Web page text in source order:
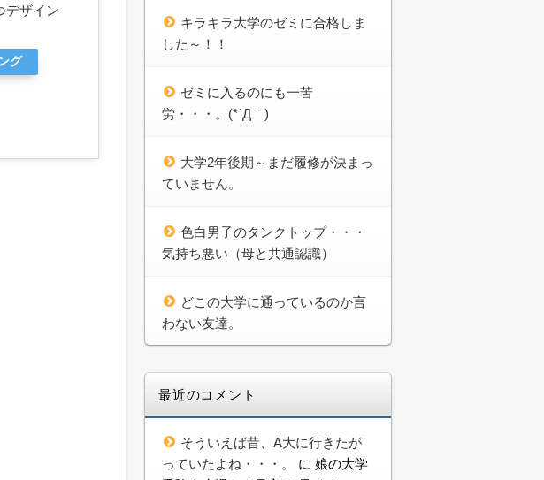
デザイン
グ
キラキラ大学のゼミに合格しま
した～！！
ゼミに入るのにも一苦
労・・・。(*´Д｀)
大学2年後期～まだ履修が決まっ
ていません。
色白男子のタンクトップ・・・
気持ち悪い（母と共通認識）
どこの大学に通っているのか言
わない友達。
最近のコメント
そういえば昔、A大に行きたが
っていたよね・・・。
に 娘の大学